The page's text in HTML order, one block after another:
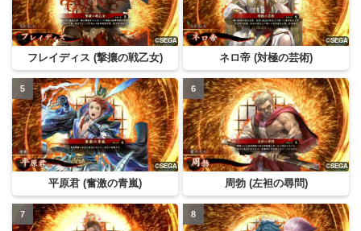
フレイディス (撃攘の戦乙女) ネロ帝 (対極の芸術)
平原君 (奮激の青嵐) 周勃 (左袒の尋問)